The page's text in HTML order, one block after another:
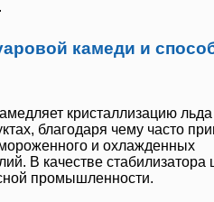
камеди и
кристаллизацию льда
благодаря чему часто
и охлажденных
В качестве стабилизатора
промышленности.